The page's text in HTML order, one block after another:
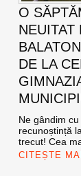
O
NEUITAT
DE LA
Ne gândim
recunoștință
trecut! Cea
CITEȘTE